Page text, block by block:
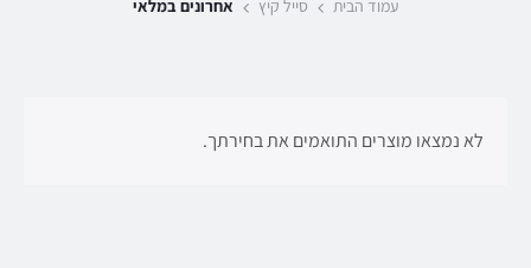
עמוד הבית סייל קיץ אחרונים במלאי
לא נמצאו מוצרים התואמים את בחירתך.